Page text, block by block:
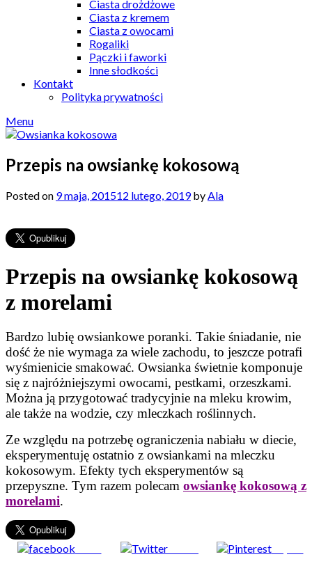
Ciasta drożdżowe
Ciasta z kremem
Ciasta z owocami
Rogaliki
Pączki i faworki
Inne słodkości
Kontakt
Polityka prywatności
Menu
Przepis na owsiankę kokosową
Posted on 9 maja, 201512 lutego, 2019byAla
Przepis na owsiankę kokosową
z morelami
Bardzo lubię owsiankowe poranki. Takie śniadanie, nie
dość że nie wymaga za wiele zachodu, to jeszcze potrafi
wyśmienicie smakować. Owsianka świetnie komponuje
się z najróżniejszymi owocami, pestkami, orzeszkami.
Można ją przygotować tradycyjnie na mleku krowim,
ale także na wodzie, czy mleczkach roślinnych.
Ze względu na potrzebę ograniczenia nabiału w diecie,
eksperymentuję ostatnio z owsiankami na mleczku
kokosowym. Efekty tych eksperymentów są
przepyszne. Tym razem polecam owsiankę kokosową z
morelami.
Zapisz